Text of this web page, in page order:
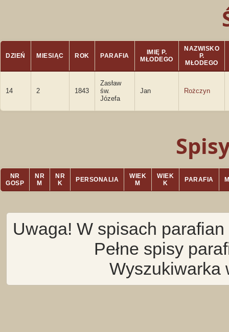
DZIEŃ MIESIĄC ROK PARAFIA
IMIĘ P.
MŁODEGO
NAZWISKO
P.
MŁODEGO
14 2 1843
Zasław
św.
Józefa
Jan Rożczyn
NR
GOSP
NR
M
NR
K
PERSONALIA
WIEK
M
WIEK
K
PARAFIA
Uwaga! W spisach
Pełne spisy
Wyszukiwarka